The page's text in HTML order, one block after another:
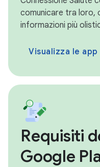
comunicare tra loro,
informazioni più
Visualizza le app
Requisiti
Google